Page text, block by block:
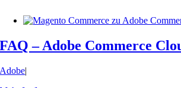
FAQ – Adobe Commerce
Adobe|